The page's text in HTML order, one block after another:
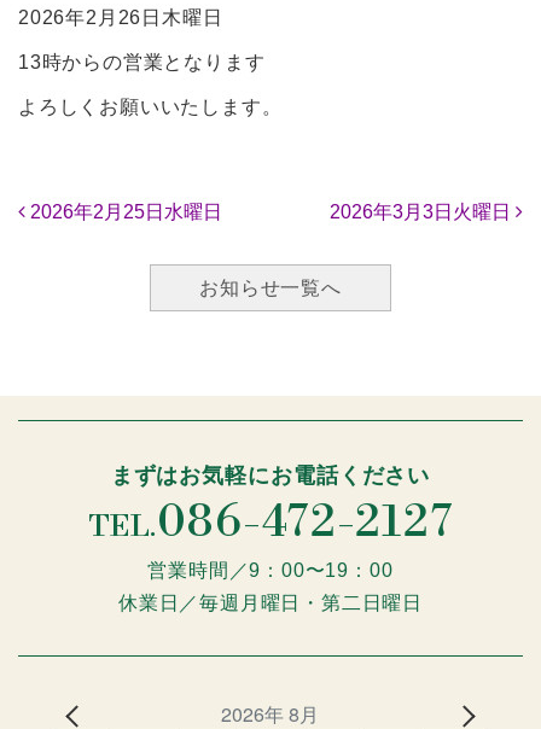
2026年2月26日木曜日
13時からの営業となります
よろしくお願いいたします。
投稿ナビゲーション
2026年2月25日水曜日 2026年3月3日火曜日
お知らせ一覧へ
まずはお気軽にお電話ください
TEL.086-472-2127
営業時間／9：00〜19：00
休業日／毎週月曜日・第二日曜日
2026年 8月